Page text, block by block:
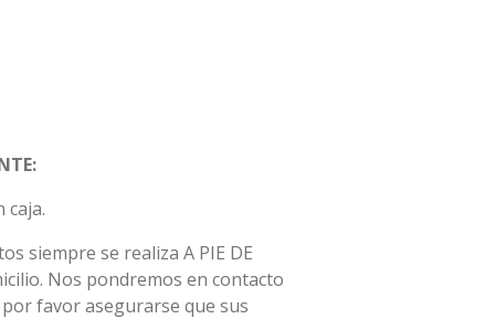
caja.
siempre se realiza A PIE DE
Nos pondremos en contacto
favor asegurarse que sus